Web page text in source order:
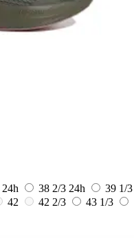
24h 38 2/3 24h
39 1/3
42 42 2/3
43 1/3